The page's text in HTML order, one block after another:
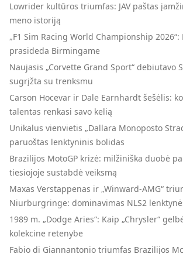
Lowrider kultūros triumfas: JAV paštas
meno istoriją
„F1 Sim Racing World Championship
prasideda Birmingame
Naujasis „Corvette Grand Sport“ debiutavo
sugrįžta su trenksmu
Carson Hocevar ir Dale Earnhardt šešėlis:
talentas renkasi savo kelią
Unikalus vienvietis „Dallara Monoposto
paruoštas lenktyninis bolidas
Brazilijos MotoGP krizė: milžiniška duobė
tiesiojoje sustabdė veiksmą
Maxas Verstappenas ir „Winward-AMG“
Niurburgringe: dominavimas NLS2
1989 m. „Dodge Aries“: Kaip „Chrysler“
kolekcine retenybe
Fabio di Giannantonio triumfas Brazilijos